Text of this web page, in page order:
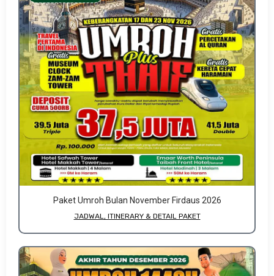
Paket Umroh Bulan November Firdaus 2026
JADWAL, ITINERARY & DETAIL PAKET